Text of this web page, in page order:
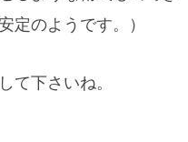
定のようです。）
て下さいね。